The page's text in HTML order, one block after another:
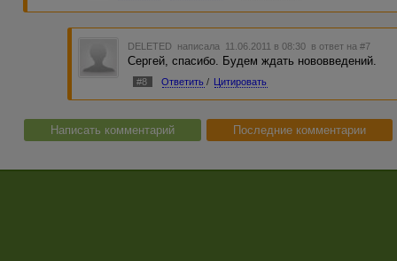
DELETED написала 11.06.2011 в 08:30 в ответ на #7
Сергей, спасибо. Будем ждать нововведений.
#8 Ответить / Цитировать
Написать комментарий Последние комментарии